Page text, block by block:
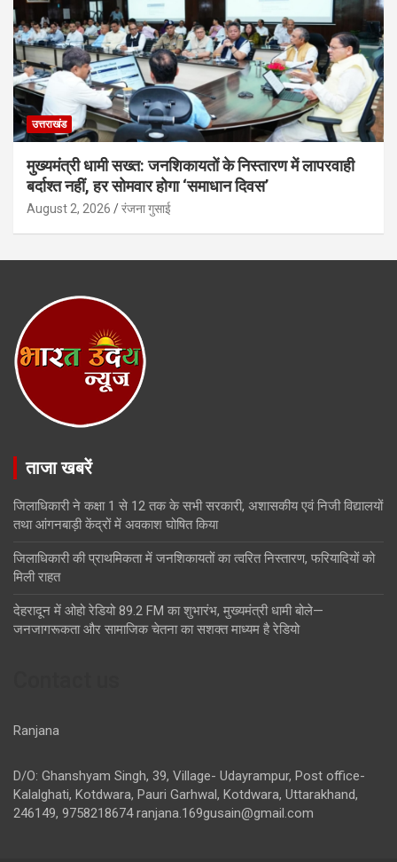
उत्तराखंड
मुख्यमंत्री धामी सख्त: जनशिकायतों के निस्तारण में लापरवाही
बर्दाश्त नहीं, हर सोमवार होगा ‘समाधान दिवस’
August 2, 2026 रंजना गुसाई
ताजा खबरें
जिलाधिकारी ने कक्षा 1 से 12 तक के सभी सरकारी, अशासकीय एवं निजी विद्यालयों
तथा आंगनबाड़ी केंद्रों में अवकाश घोषित किया
जिलाधिकारी की प्राथमिकता में जनशिकायतों का त्वरित निस्तारण, फरियादियों को
मिली राहत
देहरादून में ओहो रेडियो 89.2 FM का शुभारंभ, मुख्यमंत्री धामी बोले—
जनजागरूकता और सामाजिक चेतना का सशक्त माध्यम है रेडियो
Ranjana
D/O: Ghanshyam Singh, 39, Village- Udayrampur, Post office-
Kalalghati, Kotdwara, Pauri Garhwal, Kotdwara, Uttarakhand,
246149, 9758218674ranjana.169gusain@gmail.com